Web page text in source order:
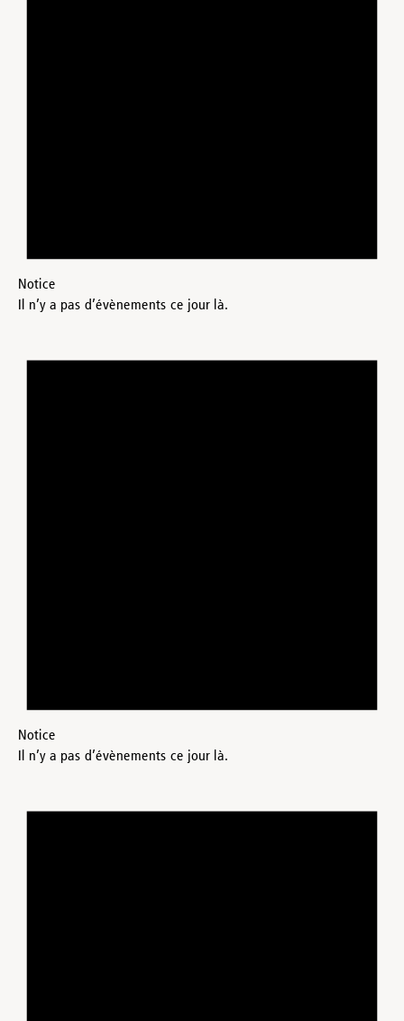
Notice
Il n’y a pas d’évènements ce jour là.
Notice
Il n’y a pas d’évènements ce jour là.